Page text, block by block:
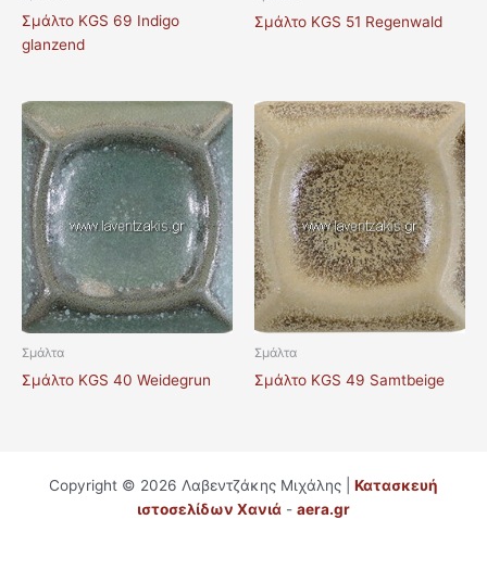
Σμάλτο KGS 69 Indigo
glanzend
Σμάλτο KGS 51 Regenwald
Σμάλτα
Σμάλτο KGS 40 Weidegrun
Σμάλτα
Σμάλτο KGS 49 Samtbeige
Copyright © 2026 Λαβεντζάκης Μιχάλης | Κατασκευή
ιστοσελίδων Χανιά - aera.gr